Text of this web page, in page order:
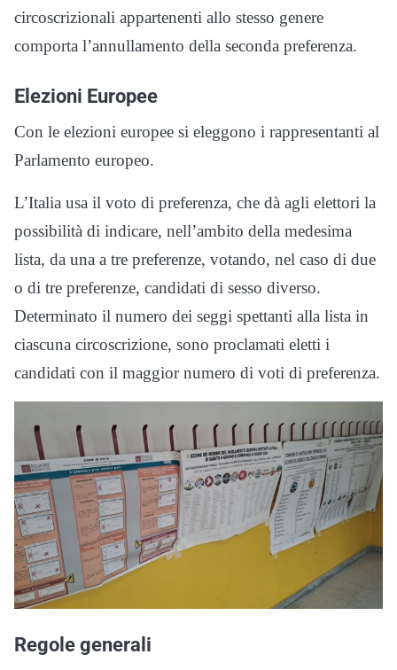
circoscrizionali appartenenti allo stesso genere
comporta l’annullamento della seconda preferenza.
Elezioni Europee
Con le elezioni europee si eleggono i rappresentanti al
Parlamento europeo.
L’Italia usa il voto di preferenza, che dà agli elettori la
possibilità di indicare, nell’ambito della medesima
lista, da una a tre preferenze, votando, nel caso di due
o di tre preferenze, candidati di sesso diverso.
Determinato il numero dei seggi spettanti alla lista in
ciascuna circoscrizione, sono proclamati eletti i
candidati con il maggior numero di voti di preferenza.
Regole generali